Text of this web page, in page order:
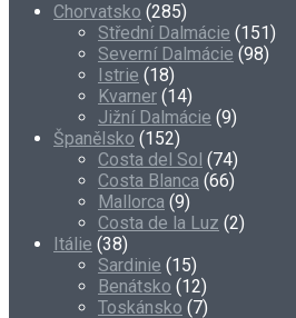
Chorvatsko (285)
Střední Dalmácie (151)
Severní Dalmácie (98)
Istrie (18)
Kvarner (14)
Jižní Dalmácie (9)
Španělsko (152)
Costa del Sol (74)
Costa Blanca (66)
Mallorca (9)
Costa de la Luz (2)
Itálie (38)
Sardinie (15)
Benátsko (12)
Toskánsko (7)